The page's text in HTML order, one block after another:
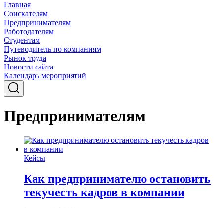
Главная
Соискателям
Предпринимателям
Работодателям
Студентам
Путеводитель по компаниям
Рынок труда
Новости сайта
Календарь мероприятий
Предпринимателям
Кейсы
Как предпринимателю остановить
текучесть кадров в компании